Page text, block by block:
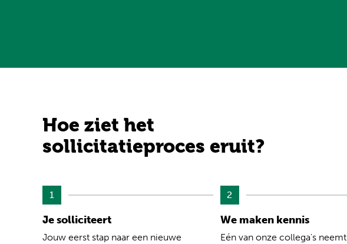
Hoe ziet het
sollicitatieproces eruit?
1
Je solliciteert
Jouw eerst stap naar een nieuwe
2
We maken kennis
Eén van onze collega's neemt